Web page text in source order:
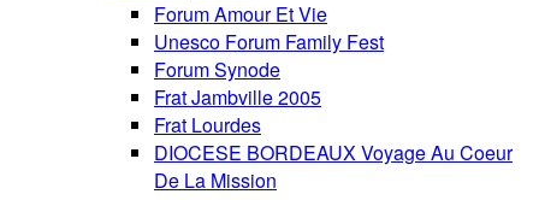
Forum Amour Et Vie
Unesco Forum Family Fest
Forum Synode
Frat Jambville 2005
Frat Lourdes
DIOCESE BORDEAUX Voyage Au Coeur
De La Mission